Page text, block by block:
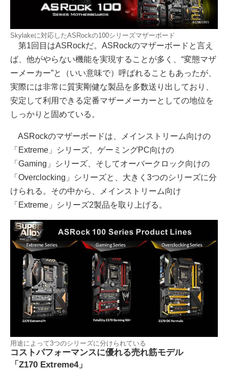
Skylakeに対応したASRockの100シリーズマザーボード
第1回目はASRockだ。ASRockのマザーボードと言え
ば、他がやらない機能を実現することが多く、“変態マザ
ーメーカー”と（いい意味で）呼ばれることもあったが、
実際には非常に質実剛健な製品を多数送り出しており、
安定して利用できる定番マザーメーカーとしての地位を
しっかりと固めている。
ASRockのマザーボードは、メインストリーム向けの
「Extreme」シリーズ、ゲーミングPC向けの
「Gaming」シリーズ、そしてオーバークロック向けの
「Overclocking」シリーズと、大きく3つのシリーズに分
けられる。その中から、メインストリーム向け
「Extreme」シリーズ2製品を取り上げる。
用途によって3つのシリーズに分けられている
コストパフォーマンスに優れる売れ筋モデル
「Z170 Extreme4」